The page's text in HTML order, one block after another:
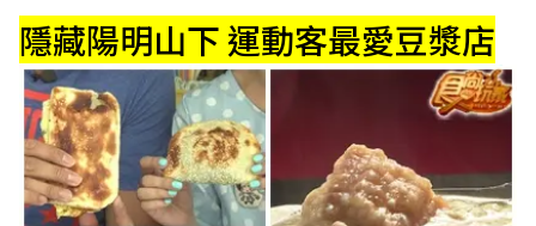
隱藏陽明山下 運動客最愛豆漿店